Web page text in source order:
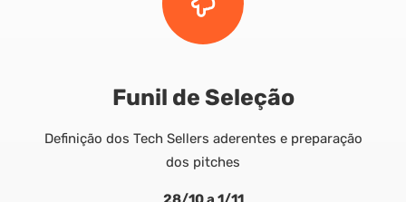
Funil de Seleção
Definição dos Tech Sellers aderentes e preparação
dos pitches